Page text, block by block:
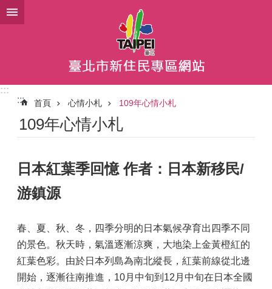
跳到主要內容區塊
:::
:::
首頁 心情小札 109年心情小札
109年心情小札
日本紅葉季回憶 作者：日本新移民/
游鎮源
春、夏、秋、冬，四季分明的日本氣候孕育出四季不同
的景色。秋天時，氣溫逐漸涼爽，大地染上金黃橙紅的
紅葉色彩。由於日本列島為南北縱長，紅葉前線從北邊
開始，逐漸往南推進，10月中旬到12月中旬在日本全國